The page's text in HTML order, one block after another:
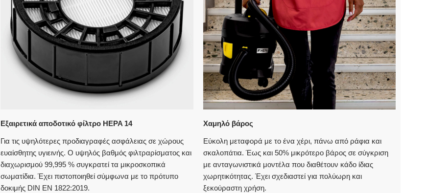
Εξαιρετικά αποδοτικό φίλτρο HEPA 14
Για τις υψηλότερες προδιαγραφές ασφάλειας σε χώρους
ευαίσθητης υγιεινής. Ο υψηλός βαθμός φιλτραρίσματος και
διαχωρισμού 99,995 % συγκρατεί τα μικροσκοπικά
σωματίδια. Έχει πιστοποιηθεί σύμφωνα με το πρότυπο
δοκιμής DIN EN 1822:2019.
Χαμηλό βάρος
Εύκολη μεταφορά με το ένα χέρι, πάνω από ράφια και
σκαλοπάτια. Έως και 50% μικρότερο βάρος σε σύγκριση
με ανταγωνιστικά μοντέλα που διαθέτουν κάδο ίδιας
χωρητικότητας. Έχει σχεδιαστεί για πολύωρη και
ξεκούραστη χρήση.